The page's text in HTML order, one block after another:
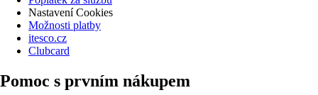
Nastavení Cookies
Možnosti platby
itesco.cz
Clubcard
Pomoc s prvním nákupem